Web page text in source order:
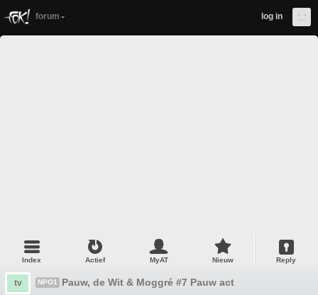
forum log in
Index Actief MyAT Nieuw Reply
tv NPO1 Pauw, de Wit & Moggré #7 Pauw act